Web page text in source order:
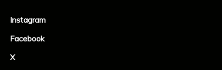
Instagram
Facebook
X